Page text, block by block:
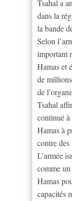
Tsahal a
dans la
la bande
Selon
important
Hamas et
de
de
Tsahal
continué
Hamas à
contre
L’armée
comme
Hamas
capacités